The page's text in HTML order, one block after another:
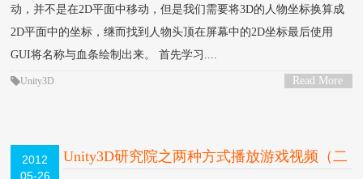
动，并不是在2D平面中移动，但是我们需要将3D的人物坐标换算成
2D平面中的坐标，继而找到人物头顶在屏幕中的2D坐标最后使用
GUI将名称与血条绘制出来。 首先学习....
Read More
Unity3D
2012
05-26
Unity3D研究院之两种方式播放游戏视频（二